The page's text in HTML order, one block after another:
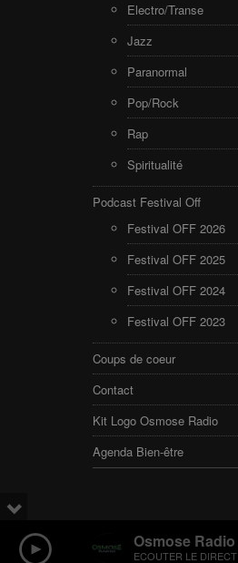
Electro/Transe
Jazz
Paranormal
Pop/Rock
Rap
Spiritualité
Podcast Festival Off
Festival OFF 2026
Festival OFF 2025
Festival OFF 2024
Festival OFF 2023
Coups de coeur
Contact
Kit Logo Osmose Radio
Agenda Bien-être
Osmose Radio
ECOUTER LE DIRECT